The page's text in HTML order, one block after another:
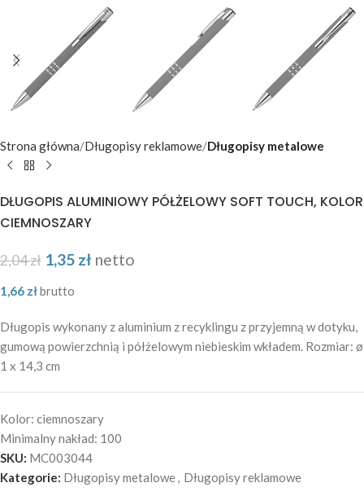
Strona główna Długopisy reklamowe Długopisy metalowe
DŁUGOPIS ALUMINIOWY PÓŁŻELOWY SOFT TOUCH, KOLOR
CIEMNOSZARY
2,04zł 1,35 zł netto
1,66 złbrutto
Długopis wykonany z aluminium z recyklingu z przyjemną w dotyku,
gumową powierzchnią i półżelowym niebieskim wkładem. Rozmiar: ø
1 x 14,3 cm
Kolor: ciemnoszary
Minimalny nakład: 100
SKU: MC003044
Kategorie: Długopisy metalowe, Długopisy reklamowe